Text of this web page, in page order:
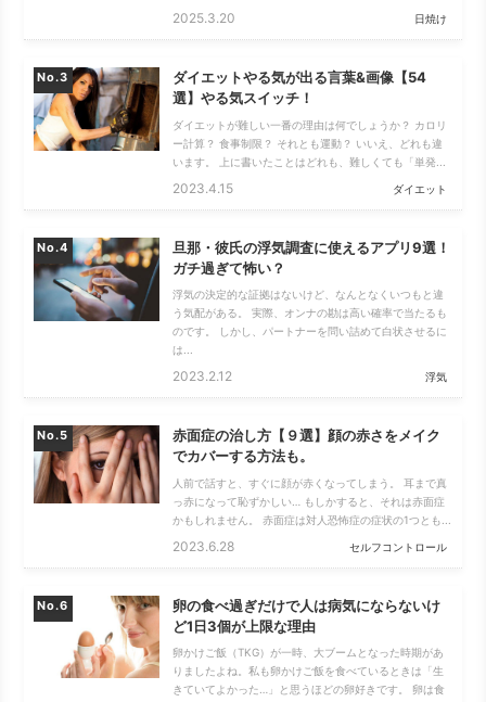
2025.3.20 日焼け
No.
ダイエットやる気が出る言葉&画像【54
選】やる気スイッチ！
ダイエットが難しい一番の理由は何でしょうか？ カロリ
ー計算？ 食事制限？ それとも運動？ いいえ、どれも違
います。 上に書いたことはどれも、難しくても「単発...
2023.4.15 ダイエット
No.
旦那・彼氏の浮気調査に使えるアプリ9選！
ガチ過ぎて怖い？
浮気の決定的な証拠はないけど、なんとなくいつもと違
う気配がある。 実際、オンナの勘は高い確率で当たるも
のです。 しかし、パートナーを問い詰めて白状させるに
は...
2023.2.12 浮気
No.
赤面症の治し方【９選】顔の赤さをメイク
でカバーする方法も。
人前で話すと、すぐに顔が赤くなってしまう。 耳まで真
っ赤になって恥ずかしい… もしかすると、それは赤面症
かもしれません。 赤面症は対人恐怖症の症状の1つとも...
2023.6.28 セルフコントロール
No.
卵の食べ過ぎだけで人は病気にならないけ
ど1日3個が上限な理由
卵かけご飯（TKG）が一時、大ブームとなった時期があ
りましたよね。私も卵かけご飯を食べているときは「生
きていてよかった…」と思うほどの卵好きです。 卵は食